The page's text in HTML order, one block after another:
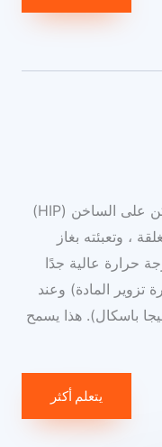
تعمل تقنية الضغط المتساوي الساكن على الساخن (HIP)
، وتعبئته بغاز
حرارة عالية جدًا
تزوير المادة) وعند
مرتفع جدًا (عادة 100-140 ميجا باسكال). هذا يسمح
يتعلم أكثر